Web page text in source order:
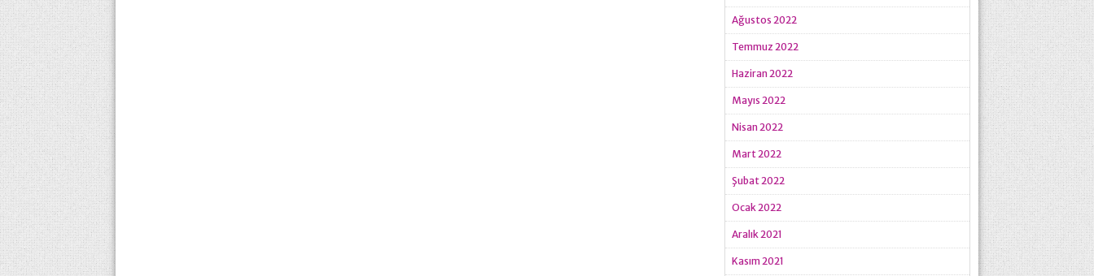
Ağustos 2022
Temmuz 2022
Haziran 2022
Mayıs 2022
Nisan 2022
Mart 2022
Şubat 2022
Ocak 2022
Aralık 2021
Kasım 2021